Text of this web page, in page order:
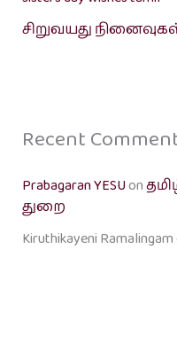
சிறுவயது
Recent
Prabagaran YESUon
துறை
Kiruthikayeni Ramalingam